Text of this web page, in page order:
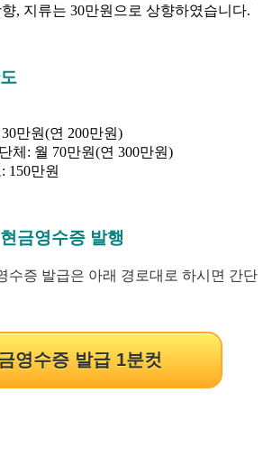
, 지류는 30만원으로 상향하였습니다.
만원(연 200만원)
체: 월 70만원(연 300만원)
150만원
금영수증 발행
수증 발급은 아래 경로대로 하시면 간단
영수증 발급 1분컷